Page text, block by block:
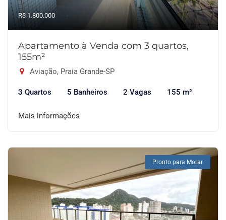
R$ 1.800.000
Apartamento à Venda com 3 quartos,
155m²
Aviação, Praia Grande-SP
3 Quartos 5 Banheiros 2 Vagas 155 m²
Mais informações
Pronto para Morar